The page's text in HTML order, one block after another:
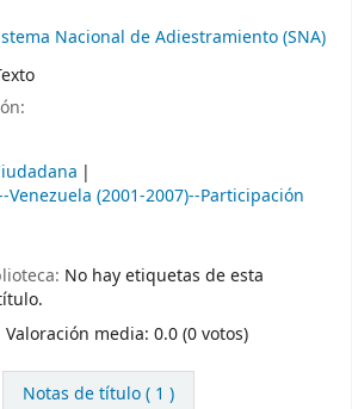
Nacional de Adiestramiento (SNA)
Venezuela (2001-2007)--Participación
No hay etiquetas de esta
Valoración media: 0.0 (0 votos)
Notas de título ( 1 )